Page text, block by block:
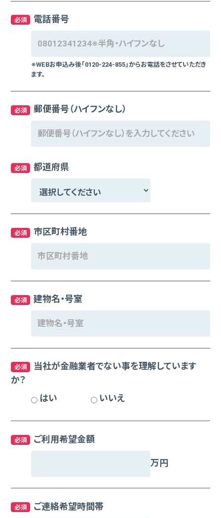
必須 電話番号
※WEBお申込み後「0120-224-855」からお電話をさせていただき
ます。
必須 郵便番号（ハイフンなし）
必須 都道府県
必須 市区町村番地
必須 建物名・号室
必須
当社が金融業者でない事を理解しています
か？
はい
いいえ
必須 ご利用希望金額
万円
必須 ご連絡希望時間帯